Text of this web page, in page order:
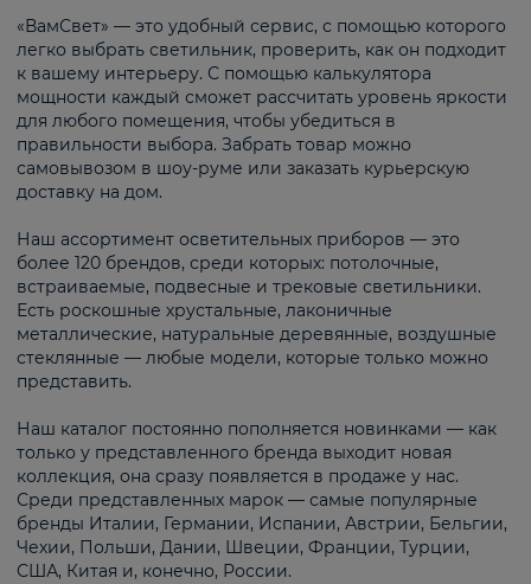
«ВамСвет» — это удобный сервис, с помощью которого
легко выбрать светильник, проверить, как он подходит
к вашему интерьеру. С помощью калькулятора
мощности каждый сможет рассчитать уровень яркости
для любого помещения, чтобы убедиться в
правильности выбора. Забрать товар можно
самовывозом в шоу-руме или заказать курьерскую
доставку на дом.
Наш ассортимент осветительных приборов — это
более 120 брендов, среди которых: потолочные,
встраиваемые, подвесные и трековые светильники.
Есть роскошные хрустальные, лаконичные
металлические, натуральные деревянные, воздушные
стеклянные — любые модели, которые только можно
представить.
Наш каталог постоянно пополняется новинками — как
только у представленного бренда выходит новая
коллекция, она сразу появляется в продаже у нас.
Среди представленных марок — самые популярные
бренды Италии, Германии, Испании, Австрии, Бельгии,
Чехии, Польши, Дании, Швеции, Франции, Турции,
США, Китая и, конечно, России.